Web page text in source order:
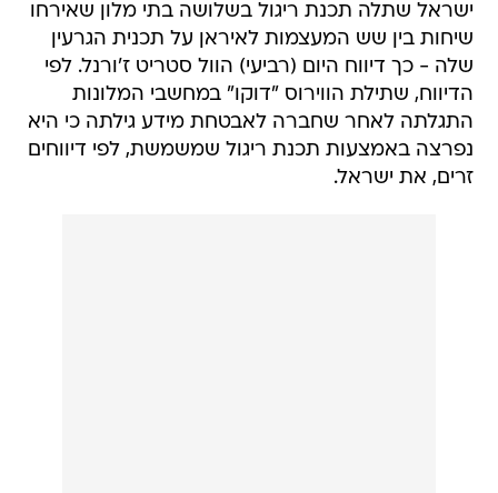
ישראל שתלה תכנת ריגול בשלושה בתי מלון שאירחו
שיחות בין שש המעצמות לאיראן על תכנית הגרעין
שלה - כך דיווח היום (רביעי) הוול סטריט ז'ורנל. לפי
הדיווח, שתילת הווירוס "דוקו" במחשבי המלונות
התגלתה לאחר שחברה לאבטחת מידע גילתה כי היא
נפרצה באמצעות תכנת ריגול שמשמשת, לפי דיווחים
זרים, את ישראל.